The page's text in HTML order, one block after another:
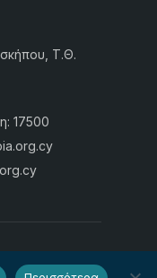
Τ.Θ.
17500